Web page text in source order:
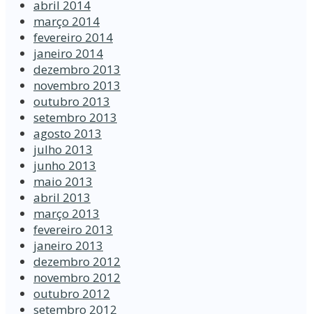
abril 2014
março 2014
fevereiro 2014
janeiro 2014
dezembro 2013
novembro 2013
outubro 2013
setembro 2013
agosto 2013
julho 2013
junho 2013
maio 2013
abril 2013
março 2013
fevereiro 2013
janeiro 2013
dezembro 2012
novembro 2012
outubro 2012
setembro 2012